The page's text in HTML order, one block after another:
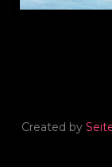
Created by